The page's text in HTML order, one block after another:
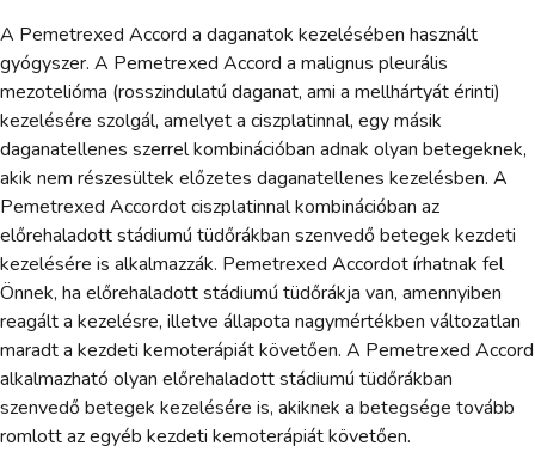
A Pemetrexed Accord a daganatok kezelésében használt
gyógyszer. A Pemetrexed Accord a malignus pleurális
mezotelióma (rosszindulatú daganat, ami a mellhártyát érinti)
kezelésére szolgál, amelyet a ciszplatinnal, egy másik
daganatellenes szerrel kombinációban adnak olyan betegeknek,
akik nem részesültek előzetes daganatellenes kezelésben. A
Pemetrexed Accordot ciszplatinnal kombinációban az
előrehaladott stádiumú tüdőrákban szenvedő betegek kezdeti
kezelésére is alkalmazzák. Pemetrexed Accordot írhatnak fel
Önnek, ha előrehaladott stádiumú tüdőrákja van, amennyiben
reagált a kezelésre, illetve állapota nagymértékben változatlan
maradt a kezdeti kemoterápiát követően. A Pemetrexed Accord
alkalmazható olyan előrehaladott stádiumú tüdőrákban
szenvedő betegek kezelésére is, akiknek a betegsége tovább
romlott az egyéb kezdeti kemoterápiát követően.